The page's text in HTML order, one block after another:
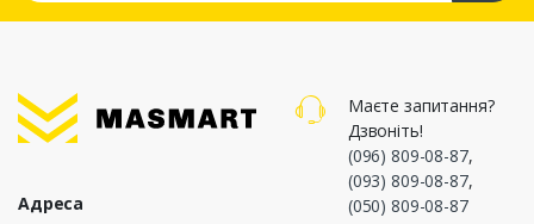
Адреса
Маєте запитання?
Дзвоніть!
(096) 809-08-87,
(093) 809-08-87,
(050) 809-08-87